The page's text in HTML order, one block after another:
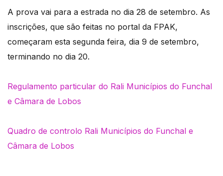
A prova vai para a estrada no dia 28 de setembro. As
inscrições, que são feitas no portal da FPAK,
começaram esta segunda feira, dia 9 de setembro,
terminando no dia 20.
Regulamento particular do Rali Municípios do Funchal
e Câmara de Lobos
Quadro de controlo Rali Municípios do Funchal e
Câmara de Lobos